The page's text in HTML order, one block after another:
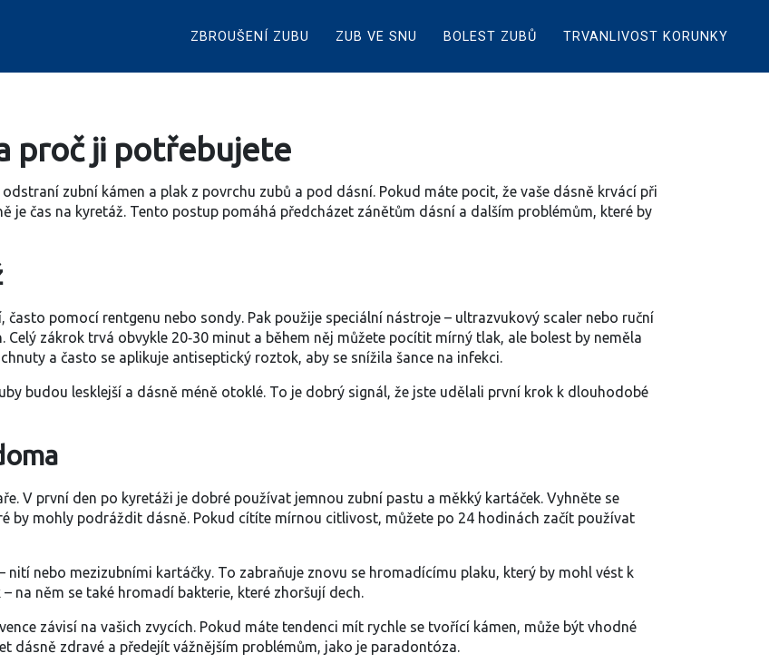
ZBROUŠENÍ ZUBU ZUB VE SNU BOLEST ZUBŮ TRVANLIVOST KORUNKY
proč ji potřebujete
zubní kámen a plak z povrchu zubů a pod dásní. Pokud máte pocit, že vaše dásně krvácí při
je čas na kyretáž. Tento postup pomáhá předcházet zánětům dásní a dalším problémům, které by
pomocí rentgenu nebo sondy. Pak použije speciální nástroje – ultrazvukový scaler nebo ruční
zákrok trvá obvykle 20‑30 minut a během něj můžete pocítit mírný tlak, ale bolest by neměla
a často se aplikuje antiseptický roztok, aby se snížila šance na infekci.
budou lesklejší a dásně méně otoklé. To je dobrý signál, že jste udělali první krok k dlouhodobé
V první den po kyretáži je dobré používat jemnou zubní pastu a měkký kartáček. Vyhněte se
by mohly podráždit dásně. Pokud cítíte mírnou citlivost, můžete po 24 hodinách začít používat
nebo mezizubními kartáčky. To zabraňuje znovu se hromadícímu plaku, který by mohl vést k
na něm se také hromadí bakterie, které zhoršují dech.
závisí na vašich zvycích. Pokud máte tendenci mít rychle se tvořící kámen, může být vhodné
dásně zdravé a předejít vážnějším problémům, jako je paradontóza.